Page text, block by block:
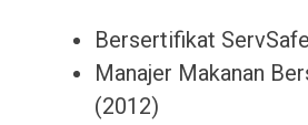
Bersertifikat
Manajer Makanan
(2012)